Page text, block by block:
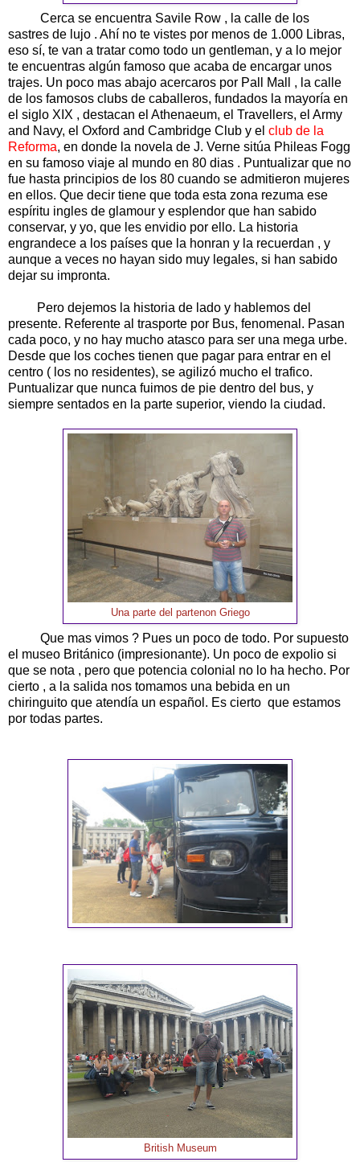
Cerca se encuentra Savile Row , la calle de los
sastres de lujo . Ahí no te vistes por menos de 1.000 Libras,
eso sí, te van a tratar como todo un gentleman, y a lo mejor
te encuentras algún famoso que acaba de encargar unos
trajes. Un poco mas abajo acercaros por Pall Mall , la calle
de los famosos clubs de caballeros, fundados la mayoría en
el siglo XIX , destacan el Athenaeum, el Travellers, el Army
and Navy, el Oxford and Cambridge Club y el club de la
Reforma, en donde la novela de J. Verne sitúa Phileas Fogg
en su famoso viaje al mundo en 80 dias . Puntualizar que no
fue hasta principios de los 80 cuando se admitieron mujeres
en ellos. Que decir tiene que toda esta zona rezuma ese
espíritu ingles de glamour y esplendor que han sabido
conservar, y yo, que les envidio por ello. La historia
engrandece a los países que la honran y la recuerdan , y
aunque a veces no hayan sido muy legales, si han sabido
dejar su impronta.
Pero dejemos la historia de lado y hablemos del
presente. Referente al trasporte por Bus, fenomenal. Pasan
cada poco, y no hay mucho atasco para ser una mega urbe.
Desde que los coches tienen que pagar para entrar en el
centro ( los no residentes), se agilizó mucho el trafico.
Puntualizar que nunca fuimos de pie dentro del bus, y
siempre sentados en la parte superior, viendo la ciudad.
Una parte del partenon Griego
Que mas vimos ? Pues un poco de todo. Por supuesto
el museo Británico (impresionante). Un poco de expolio si
que se nota , pero que potencia colonial no lo ha hecho. Por
cierto , a la salida nos tomamos una bebida en un
chiringuito que atendía un español. Es cierto que estamos
por todas partes.
British Museum